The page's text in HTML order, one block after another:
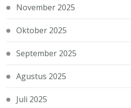
November 2025
Oktober 2025
September 2025
Agustus 2025
Juli 2025